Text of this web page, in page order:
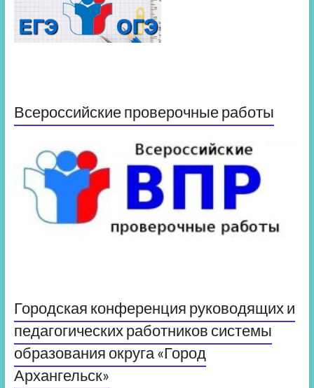
Всероссийские проверочные работы
Городская конференция руководящих и
педагогических работников системы
образования округа «Город
Архангельск»